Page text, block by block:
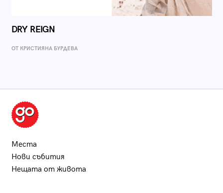
DRY REIGN
ОТ КРИСТИЯНА БУРДЕВА
Места
Нови събития
Нещата от живота